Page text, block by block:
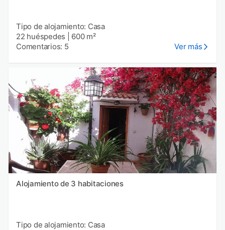
Tipo de alojamiento: Casa
22 huéspedes
600 m²
Comentarios: 5
Ver más
Alojamiento de 3 habitaciones
Tipo de alojamiento: Casa